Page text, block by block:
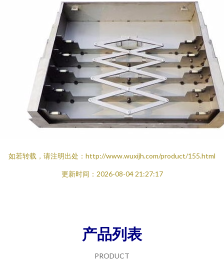
如若转载，请注明出处：http://www.wuxijh.com/product/155.html
更新时间：2026-08-04 21:27:17
产品列表
PRODUCT